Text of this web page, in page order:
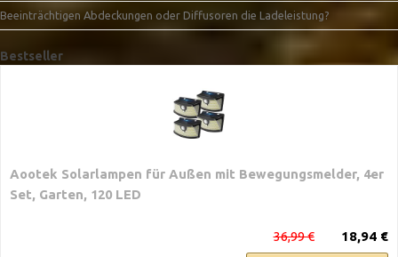
Beeinträchtigen Abdeckungen oder Diffusoren die Ladeleistung?
Bestseller
Aootek Solarlampen für Außen mit Bewegungsmelder, 4er
Set, Garten, 120 LED
18,94 €
36,99 €